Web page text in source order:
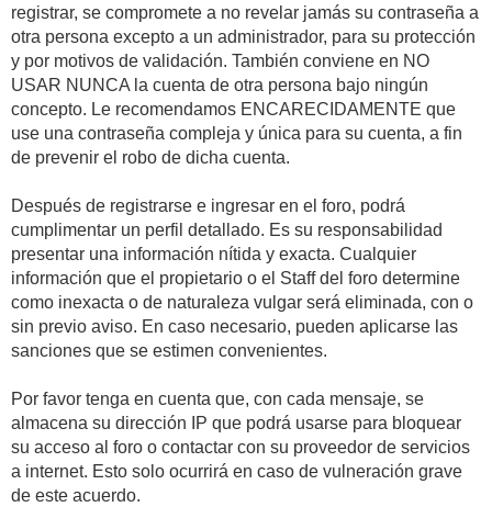
registrar, se compromete a no revelar jamás su contraseña a
otra persona excepto a un administrador, para su protección
y por motivos de validación. También conviene en NO
USAR NUNCA la cuenta de otra persona bajo ningún
concepto. Le recomendamos ENCARECIDAMENTE que
use una contraseña compleja y única para su cuenta, a fin
de prevenir el robo de dicha cuenta.
Después de registrarse e ingresar en el foro, podrá
cumplimentar un perfil detallado. Es su responsabilidad
presentar una información nítida y exacta. Cualquier
información que el propietario o el Staff del foro determine
como inexacta o de naturaleza vulgar será eliminada, con o
sin previo aviso. En caso necesario, pueden aplicarse las
sanciones que se estimen convenientes.
Por favor tenga en cuenta que, con cada mensaje, se
almacena su dirección IP que podrá usarse para bloquear
su acceso al foro o contactar con su proveedor de servicios
a internet. Esto solo ocurrirá en caso de vulneración grave
de este acuerdo.